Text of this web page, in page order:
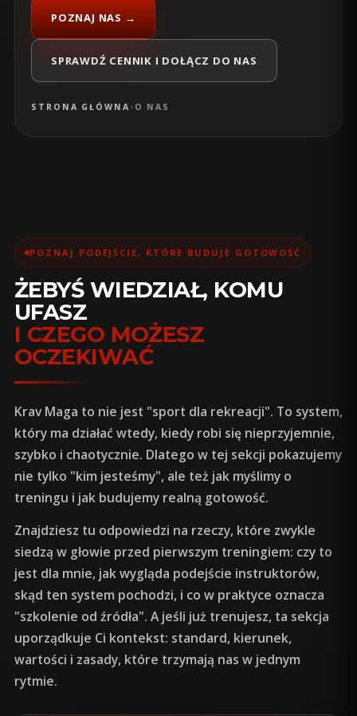
POZNAJ NAS →
SPRAWDŹ CENNIK I DOŁĄCZ DO NAS
STRONA GŁÓWNA • O NAS
POZNAJ PODEJŚCIE, KTÓRE BUDUJE GOTOWOŚĆ
ŻEBYŚ WIEDZIAŁ, KOMU
UFASZ
I CZEGO MOŻESZ
OCZEKIWAĆ
Krav Maga to nie jest "sport dla rekreacji". To system,
który ma działać wtedy, kiedy robi się nieprzyjemnie,
szybko i chaotycznie. Dlatego w tej sekcji pokazujemy
nie tylko "kim jesteśmy", ale też jak myślimy o
treningu i jak budujemy realną gotowość.
Znajdziesz tu odpowiedzi na rzeczy, które zwykle
siedzą w głowie przed pierwszym treningiem: czy to
jest dla mnie, jak wygląda podejście instruktorów,
skąd ten system pochodzi, i co w praktyce oznacza
"szkolenie od źródła". A jeśli już trenujesz, ta sekcja
uporządkuje Ci kontekst: standard, kierunek,
wartości i zasady, które trzymają nas w jednym
rytmie.